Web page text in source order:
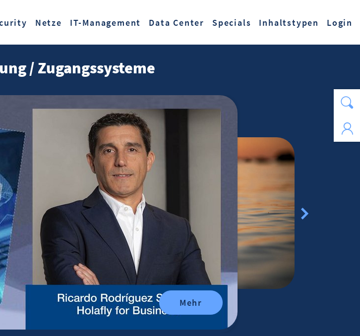
Netze IT-Management Data Center Specials Inhaltstypen Login
/ Zugangssysteme
Mehr